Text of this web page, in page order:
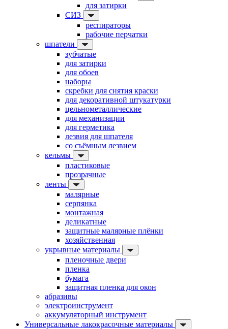
для затирки
СИЗ
респираторы
рабочие перчатки
шпатели
зубчатые
для затирки
для обоев
наборы
скребки для снятия краски
для декоративной штукатурки
цельнометаллические
для механизации
для герметика
лезвия для шпателя
со съёмным лезвием
кельмы
пластиковые
прозрачные
ленты
малярные
серпянка
монтажная
деликатные
защитные малярные плёнки
хозяйственная
укрывные материалы
пленочные двери
пленка
бумага
защитная пленка для окон
абразивы
электроинструмент
аккумуляторный инструмент
Универсальные лакокрасочные материалы